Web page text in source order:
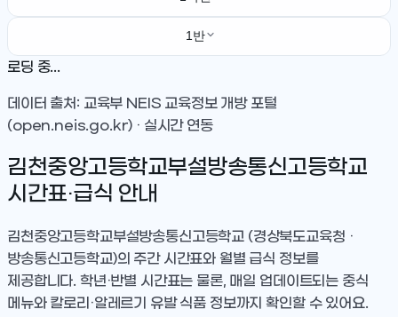
1반
로딩 중...
데이터 출처: 교육부 NEIS 교육정보 개방 포털
(open.neis.go.kr) · 실시간 연동
김천중앙고등학교부설방송통신고등학교
시간표·급식 안내
김천중앙고등학교부설방송통신고등학교 (경상북도교육청 ·
방송통신고등학교)의 주간 시간표와 월별 급식 정보를
제공합니다. 학년·반별 시간표는 물론, 매일 업데이트되는 중식
메뉴와 칼로리·알레르기 유발 식품 정보까지 확인할 수 있어요.